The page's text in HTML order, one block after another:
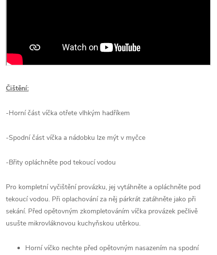
Čištění:
-Horní část víčka otřete vlhkým hadříkem
-Spodní část víčka a nádobku lze mýt v myčce
-Břity opláchněte pod tekoucí vodou
Pro kompletní vyčištění provázku, jej vytáhněte a opláchněte pod
tekoucí vodou. Při oplachování za něj párkrát zatáhněte jako při
sekání. Před opětovným zkompletováním víčka provázek pečlivě
usušte mikrovláknovou kuchyňskou utěrkou.
Horní víčko nechte před opětovným nasazením na spodní